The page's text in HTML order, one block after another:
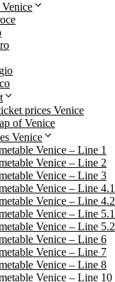
prices Venice
of Venice
Venice
Venice – Line 1
Venice – Line 2
Venice – Line 3
Venice – Line 4.1
Venice – Line 4.2
Venice – Line 5.1
Venice – Line 5.2
Venice – Line 6
Venice – Line 7
Venice – Line 8
Venice – Line 10